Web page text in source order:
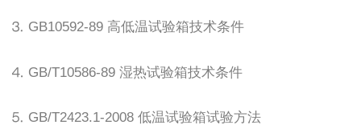
⒊ GB10592-89 高低温试验箱技术条件
⒋ GB/T10586-89 湿热试验箱技术条件
⒌ GB/T2423.1-2008 低温试验箱试验方法